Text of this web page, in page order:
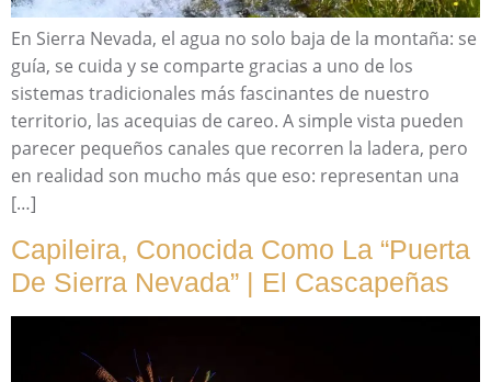
En Sierra Nevada, el agua no solo baja de la montaña: se
guía, se cuida y se comparte gracias a uno de los
sistemas tradicionales más fascinantes de nuestro
territorio, las acequias de careo. A simple vista pueden
parecer pequeños canales que recorren la ladera, pero
en realidad son mucho más que eso: representan una
[…]
Capileira, Conocida Como La “Puerta
De Sierra Nevada” | El Cascapeñas